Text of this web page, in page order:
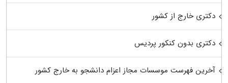
دکتری خارج از کشور
دکتری بدون کنکور پردیس
آخرین فهرست موسسات مجاز اعزام دانشجو به خارج کشور